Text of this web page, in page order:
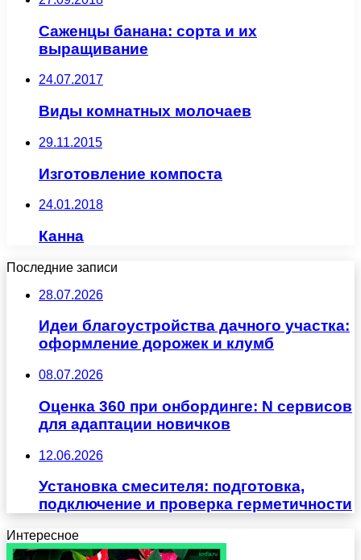
Саженцы банана: сорта и их
выращивание
24.07.2017
Виды комнатных молочаев
29.11.2015
Изготовление компоста
24.01.2018
Канна
Последние записи
28.07.2026
Идеи благоустройства дачного участка:
оформление дорожек и клумб
08.07.2026
Оценка 360 при онбординге: N сервисов
для адаптации новичков
12.06.2026
Установка смесителя: подготовка,
подключение и проверка герметичности
Интересное